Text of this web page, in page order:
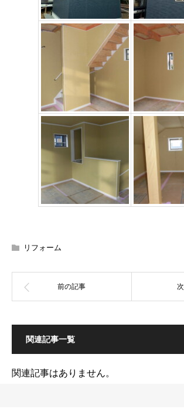
リフォーム
関連記事一覧
関連記事はありません。